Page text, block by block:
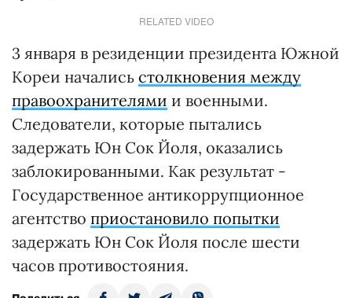
RELATED VIDEO
3 января в резиденции президента Южной
Кореи начались столкновения между
правоохранителями и военными.
Следователи, которые пытались
задержать Юн Сок Йоля, оказались
заблокированными. Как результат -
Государственное антикоррупционное
агентство приостановило попытки
задержать Юн Сок Йоля после шести
часов противостояния.